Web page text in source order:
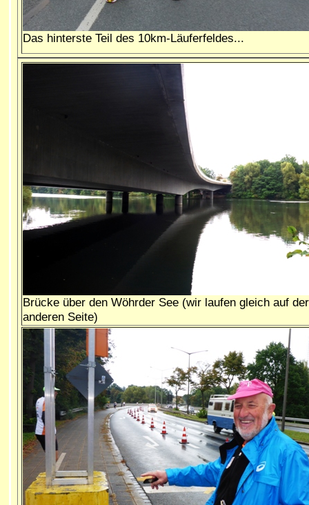
Das hinterste Teil des 10km-Läuferfeldes...
Brücke über den Wöhrder See (wir laufen gleich auf der
anderen Seite)